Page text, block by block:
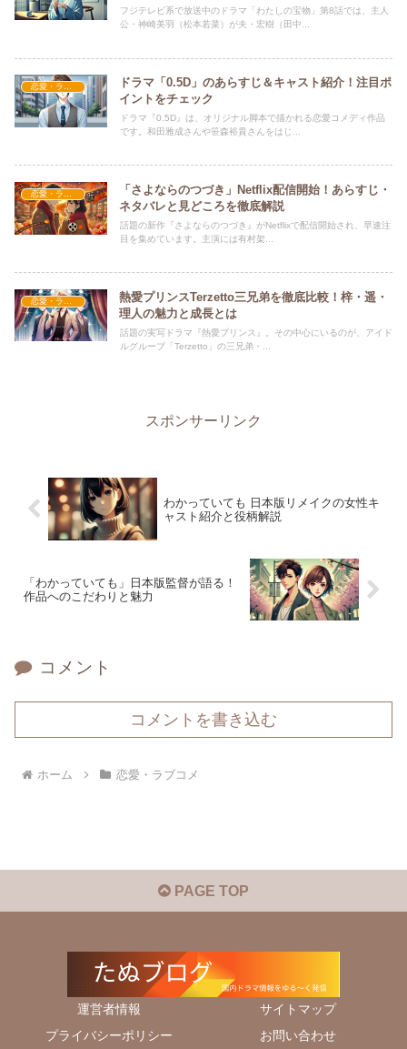
フジテレビ系で放送中のドラマ「わたしの宝物」第8話では、主人
公・神崎美羽（松本若菜）が夫・宏樹（田中...
恋愛・ラブコメ
ドラマ「0.5D」のあらすじ＆キャスト紹介！注目ポ
イントをチェック
ドラマ『0.5D』は、オリジナル脚本で描かれる恋愛コメディ作品
です。和田雅成さんや笹森裕貴さんをはじ...
恋愛・ラブコメ
「さよならのつづき」Netflix配信開始！あらすじ・
ネタバレと見どころを徹底解説
話題の新作『さよならのつづき』がNetflixで配信開始され、早速注
目を集めています。主演には有村架...
恋愛・ラブコメ
熱愛プリンスTerzetto三兄弟を徹底比較！梓・遥・
理人の魅力と成長とは
話題の実写ドラマ『熱愛プリンス』。その中心にいるのが、アイド
ルグループ「Terzetto」の三兄弟・...
スポンサーリンク
わかっていても 日本版リメイクの女性キ
ャスト紹介と役柄解説
「わかっていても」日本版監督が語る！
作品へのこだわりと魅力
コメント
コメントを書き込む
ホーム 恋愛・ラブコメ
PAGE TOP
運営者情報
サイトマップ
プライバシーポリシー
お問い合わせ